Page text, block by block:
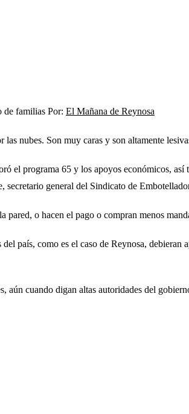
Por: El Mañana de Reynosa
nubes. Son muy caras y son altamente
el programa 65 y los apoyos económicos,
general del Sindicato de
o hacen el pago o compran menos
país, como es el caso de Reynosa, debieran
cuando digan altas autoridades del